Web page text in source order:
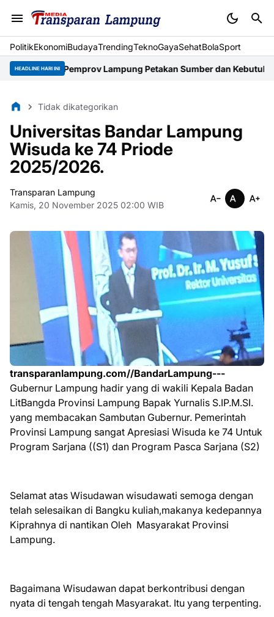
PolitikEkonomiBudayaTrendingTeknoGayaSehatBolaSport
HEADLINE HARI INI
Pemprov Lampung Petakan Sumber dan Kebutuhan Air
Tidak dikategorikan
Universitas Bandar Lampung
Wisuda ke 74 Priode
2025/2026.
Transparan Lampung
Kamis, 20 November 2025 02:00 WIB
transparanlampung.com//BandarLampung---
Gubernur Lampung hadir yang di wakili Kepala Badan
LitBangda Provinsi Lampung Bapak Yurnalis S.IP.M.SI.
yang membacakan Sambutan Gubernur. Pemerintah
Provinsi Lampung sangat Apresiasi Wisuda ke 74 Untuk
Program Sarjana ((S1) dan Program Pasca Sarjana (S2)
Selamat atas Wisudawan wisudawati semoga dengan
telah selesaikan di Bangku kuliah,makanya kedepannya
Kiprahnya di nantikan Oleh Masyarakat Provinsi
Lampung.
Bagaimana Wisudawan dapat berkontribusi dengan
nyata di tengah tengah Masyarakat. Itu yang terpenting.